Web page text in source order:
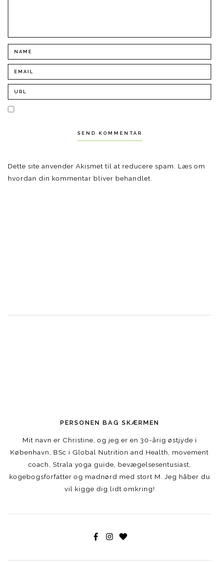
Dette site anvender Akismet til at reducere spam. Læs om
hvordan din kommentar bliver behandlet
PERSONEN BAG SKÆRMEN
Mit navn er Christine, og jeg er en 30-årig østjyde i
København, BSc i Global Nutrition and Health, movement
coach, Strala yoga guide, bevægelsesentusiast,
kogebogsforfatter og madnørd med stort M. Jeg håber du
vil kigge dig lidt omkring!